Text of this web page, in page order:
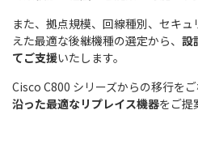
また、拠点規模、回線種別、セキ
えた最適な後継機種の選定から、 設
てご支援いたします。
Cisco C800 シリーズからの移行をご
沿った最適なリプレイス機器をご提